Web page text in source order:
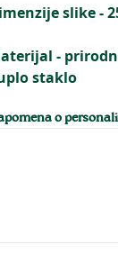
slike -
-
staklo
o